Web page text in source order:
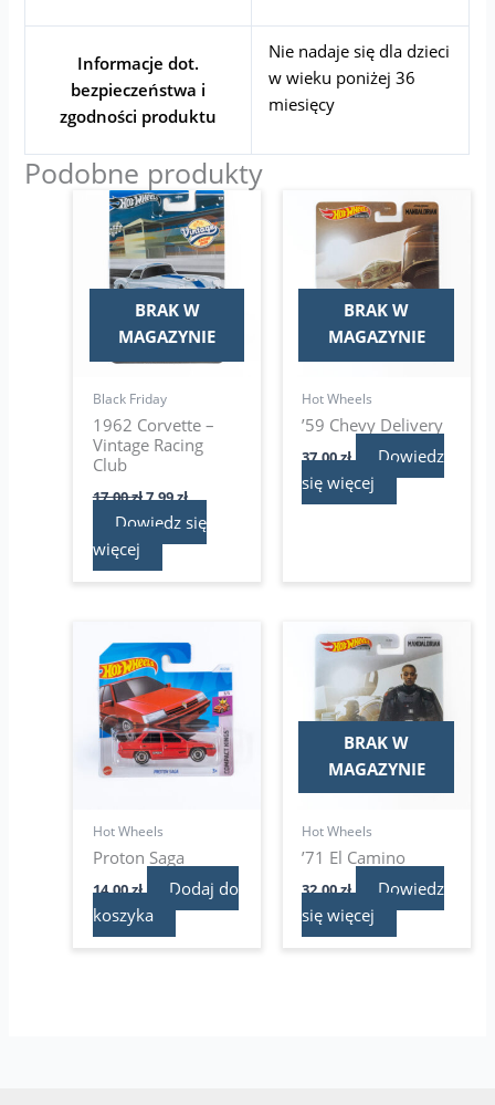
Informacje dot.
bezpieczeństwa i
zgodności produktu
Nie nadaje się dla dzieci
w wieku poniżej 36
miesięcy
Podobne produkty
BRAK W
MAGAZYNIE
Black Friday
1962 Corvette –
Vintage Racing
Club
17,00zł
Pierwotna
cena
wynosiła:
17,00 zł.
7,99zł
Aktualna
cena
wynosi:
7,99 zł.
Dowiedz się
więcej
BRAK W
MAGAZYNIE
Hot Wheels
’59 Chevy Delivery
37,00zł
Dowiedz
się więcej
Hot Wheels
Proton Saga
14,00zł
Dodaj do
koszyka
BRAK W
MAGAZYNIE
Hot Wheels
’71 El Camino
32,00zł
Dowiedz
się więcej